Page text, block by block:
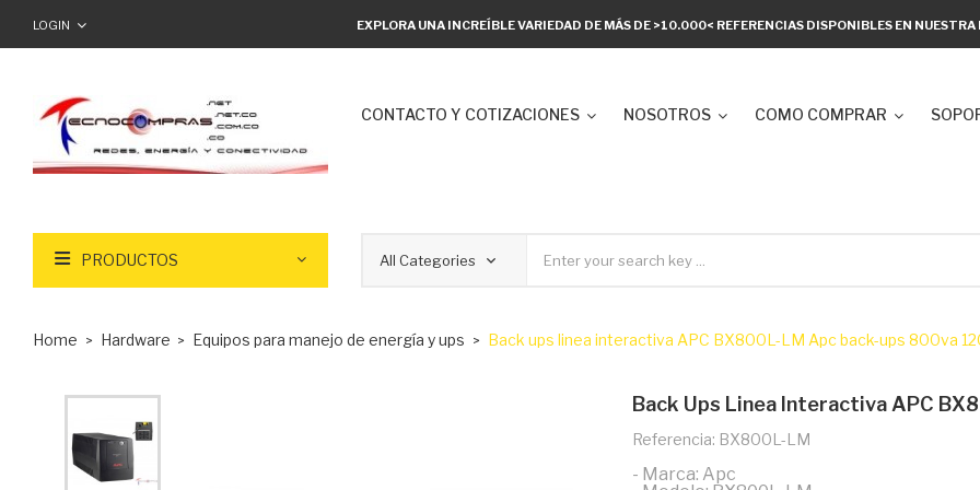
EXPLORA UNA INCREÍBLE VARIEDAD DE MÁS DE >10.000< REFERENCIAS DISPONIBLES EN
LOGIN
CONTACTO Y COTIZACIONES NOSOTROS COMO COMPRAR
PRODUCTOS
Home Hardware Equipos para manejo de energía y ups Back ups linea interactiva APC BX800L-LM Apc back-ups 800va
Back Ups Linea Interactiva APC
Referencia: BX800L-LM
- Marca: Apc